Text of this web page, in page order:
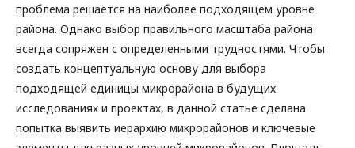
проблема решается на наиболее подходящем уровне
района. Однако выбор правильного масштаба района
всегда сопряжен с определенными трудностями. Чтобы
создать концептуальную основу для выбора
подходящей единицы микрорайона в будущих
исследованиях и проектах, в данной статье сделана
попытка выявить иерархию микрорайонов и ключевые